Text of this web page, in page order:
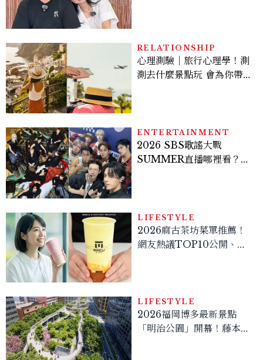
RELATIONSHIP
心理測驗｜旅行心理學！測
測去什麼景點玩 會為你帶來
ENTERTAINMENT
2026 SBS歌謠大戰
SUMMER直播哪裡看？
2026麻古茶坊菜單推薦！
網友熱議TOP10公開、黃
LIFESTYLE
2026福岡博多最新景點
「明治公園」開幕！藤本壯
LIFESTYLE